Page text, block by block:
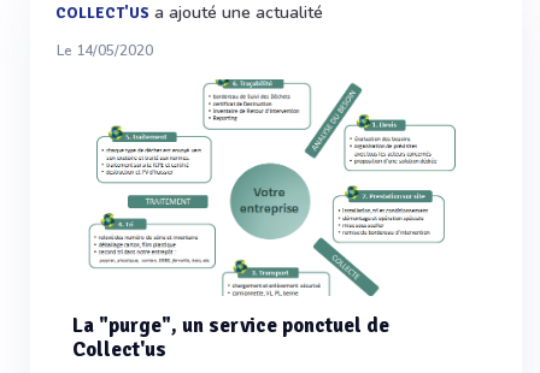
COLLECT'US a ajouté une actualité
Le 14/05/2020
La "purge", un service ponctuel de
Collect'us